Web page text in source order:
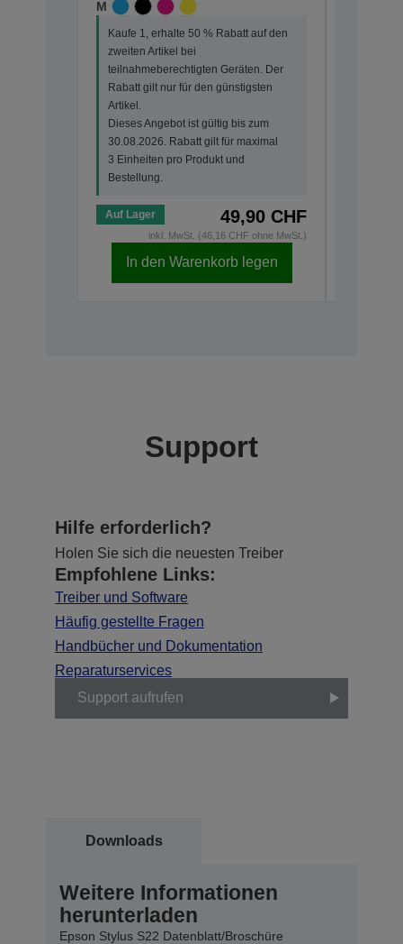
M
Kaufe 1, erhalte 50 % Rabatt auf den
zweiten Artikel bei
teilnahmeberechtigten Geräten. Der
Rabatt gilt nur für den günstigsten
Artikel.
Dieses Angebot ist gültig bis zum
30.08.2026. Rabatt gilt für maximal
3 Einheiten pro Produkt und
Bestellung.
Auf Lager 49,90 CHF
inkl. MwSt. (46,16 CHF ohne MwSt.)
In den Warenkorb legen
Support
Hilfe erforderlich?
Holen Sie sich die neuesten Treiber
Empfohlene Links:
Treiber und Software
Häufig gestellte Fragen
Handbücher und Dokumentation
Reparaturservices
Support aufrufen
Downloads
Weitere Informationen
herunterladen
Epson Stylus S22 Datenblatt/Broschüre